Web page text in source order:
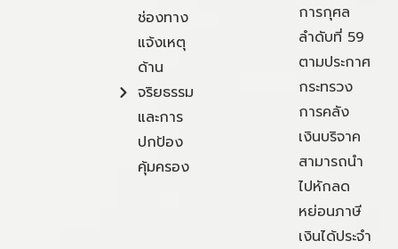
ช่องทาง
แจ้งเหตุ
ด้าน
จริยธรรม
และการ
ปกป้อง
คุ้มครอง
การกุศล
ลำดับที่ 59
ตามประกาศ
กระทรวง
การคลัง
เงินบริจาค
สามารถนำ
ไปหักลด
หย่อนภาษี
เงินได้ประจำ